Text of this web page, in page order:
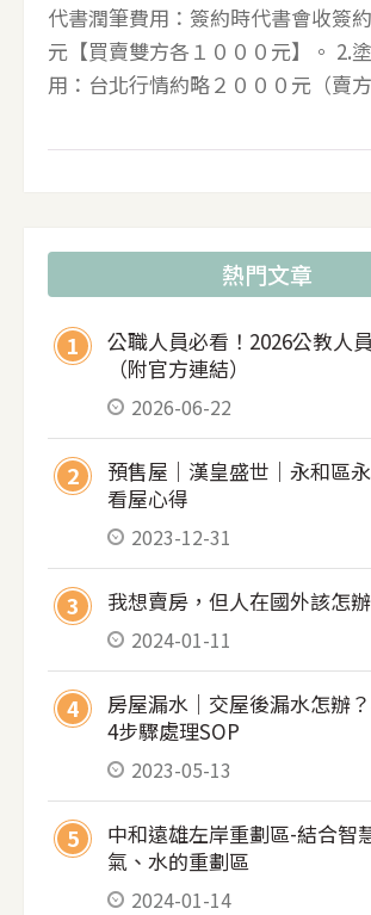
代書潤筆費用：簽約時代書會收簽
元【買賣雙方各１０００元】。 2.
用：台北行情約略２０００元（賣
約略4%【舉例：成交１０００萬，
００元，買賣雙方各半】。 5.土地
房產可到愛連網用身分證號計算，
先做增值稅試算）。 6.財產交易稅
要在登記日次日三十天內申報房地
年度須申報所得稅，至於要用哪一
於房地取得時間，民國105年以前屬
屬於新制(房地合一)，但謄本上的
唯一個判斷標準，因此建議詢問房仲
士，會比較保險喔 每年的財交稅率
至財政部稅務入口網查詢 7.工程受
會有，要看實際情況而有所不同。 8.
前的地價稅、房屋
熱門文章
1
公職人員必看！2026公教人
（附官方連結）
2026-06-22
2
預售屋｜漢皇盛世｜永和區
看屋心得
2023-12-31
3 我想賣房，但人在國外該怎
2024-01-11
4
房屋漏水｜交屋後漏水怎辦
4步驟處理SOP
2023-05-13
5
中和遠雄左岸重劃區-結合智
氣、水的重劃區
2024-01-14